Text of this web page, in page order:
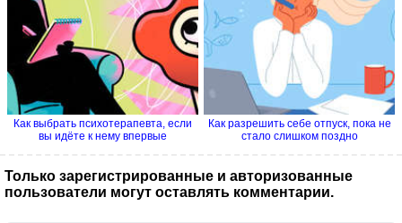
Как выбрать психотерапевта, если
вы идёте к нему впервые
Как разрешить себе отпуск, пока не
стало слишком поздно
Только зарегистрированные и авторизованные
пользователи могут оставлять комментарии.